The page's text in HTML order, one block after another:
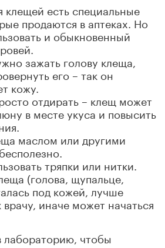
клещей есть специальные
продаются в аптеках. Но
и обыкновенный
зажать голову клеща,
его – так он
кожу.
отдирать – клещ может
в месте укуса и повысить
маслом или другими
тряпки или нитки.
(голова, щупальце,
под кожей, лучше
врачу, иначе может начаться
лабораторию, чтобы